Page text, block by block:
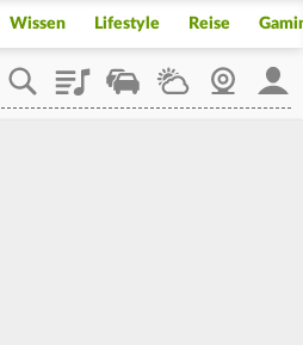
Wissen Lifestyle Reise
PlaylistStaupilotWetterWebcam